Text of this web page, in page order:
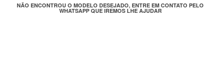
NÃO ENCONTROU O MODELO DESEJADO, ENTRE EM CONTATO PELO
WHATSAPP QUE IREMOS LHE AJUDAR